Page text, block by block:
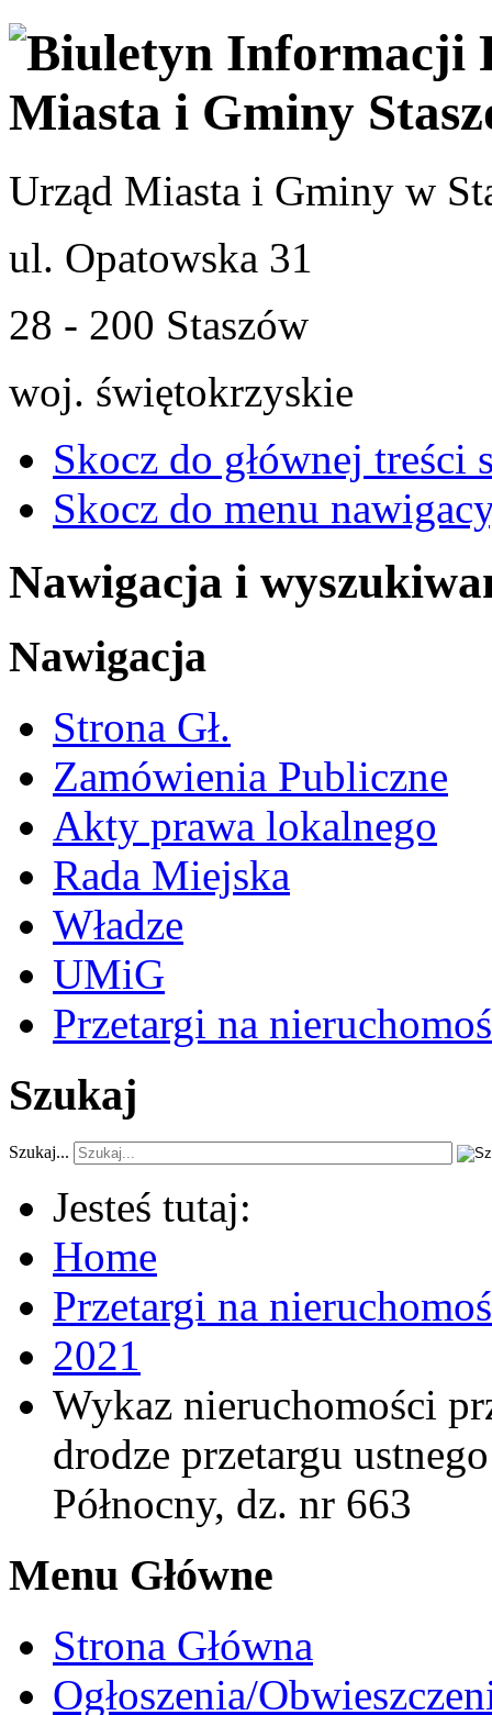
Urząd Miasta i Gminy w
ul. Opatowska 31
28 - 200 Staszów
woj. świętokrzyskie
Skocz do głównej treści
Skocz do menu
Nawigacja i
Nawigacja
Strona Gł.
Zamówienia Publiczne
Akty prawa lokalnego
Rada Miejska
Władze
UMiG
Przetargi na
Szukaj
Szukaj...
Jesteś tutaj:
Home
Przetargi na
2021
Wykaz nieruchomości
drodze przetargu
Północny, dz. nr 663
Menu Główne
Strona Główna
Ogłoszenia/